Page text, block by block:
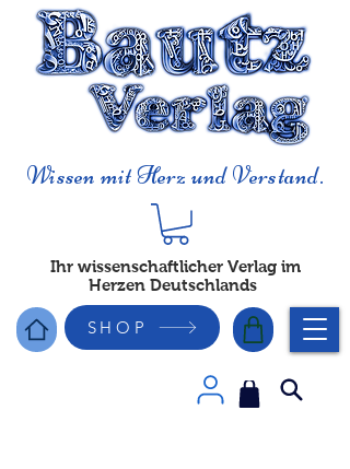
Wissen mit Herz und Verstand.
Ihr wissenschaftlicher Verlag im
Herzen Deutschlands
SHOP